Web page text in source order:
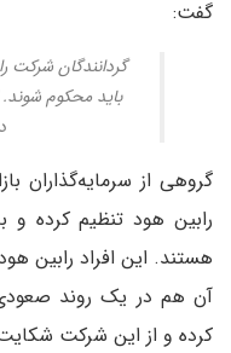
گفت:
گردانندگان شرکت
باید محکوم
گروهی از سرمایه‌گذاران
رابین هود تنظیم کرده و
آن هم در یک روند صعودی
کرده و از این شرکت